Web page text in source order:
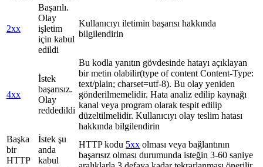
2xx
Başarılı.
Olay
işletim
için kabul
edildi
Kullanıcıyı iletimin başarısı hakkında
bilgilendirin
4xx
İstek
başarısız.
Olay
reddedildi
Bu kodla yanıtın gövdesinde hatayı açıklayan
bir metin olabilir(type of content Content-Type:
text/plain; charset=utf-8). Bu olay yeniden
gönderilmemelidir. Hata analiz edilip kaynağı
kanal veya program olarak tespit edilip
düzeltilmelidir. Kullanıcıyı olay teslim hatası
hakkında bilgilendirin
Başka
bir
HTTP
İstek şu
anda
kabul
HTTP kodu 5xx olması veya bağlantının
başarısız olması durumunda isteğin 3-60 saniye